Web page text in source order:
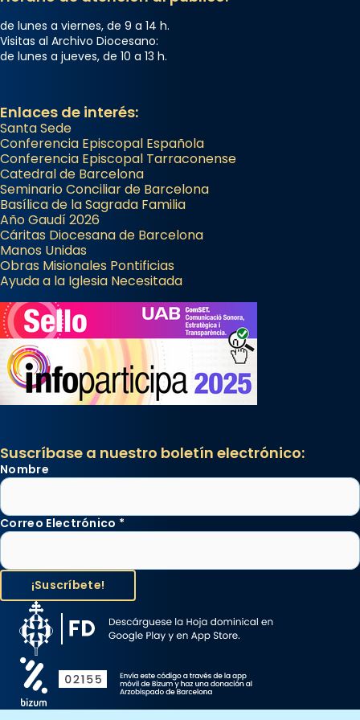
Semproniana, verges i màrtirs.
Acompanyant la història de sant Cugat, a
partir de l’Edat Mitjana sorgeix la tradició
Semproniana (“relatiu a Semprònia =
eterna”) són deixebles seves. I l’any 1667, el
frare Joan Gaspar Roig, afirma en una obra
que les santes són filles de l’antiga Iluro.
Mataró en reivindicarà les relíq
...Ver más
Foto
View on Facebook
de lunes a viernes, de 9 a 14 h.
Visitas al Archivo Diocesano:
de lunes a jueves, de 10 a 13 h.
Enlaces de interés:
Santa Sede
Conferencia Episcopal Española
Conferencia Episcopal Tarraconense
Catedral de Barcelona
Seminario Conciliar de Barcelona
Basílica de la Sagrada Familia
Año Gaudí 2026
Cáritas Diocesana de Barcelona
Manos Unidas
Obras Misionales Pontificias
Ayuda a la Iglesia Necesitada
Suscríbase a nuestro boletín electrónico:
Nombre
Correo Electrónico *